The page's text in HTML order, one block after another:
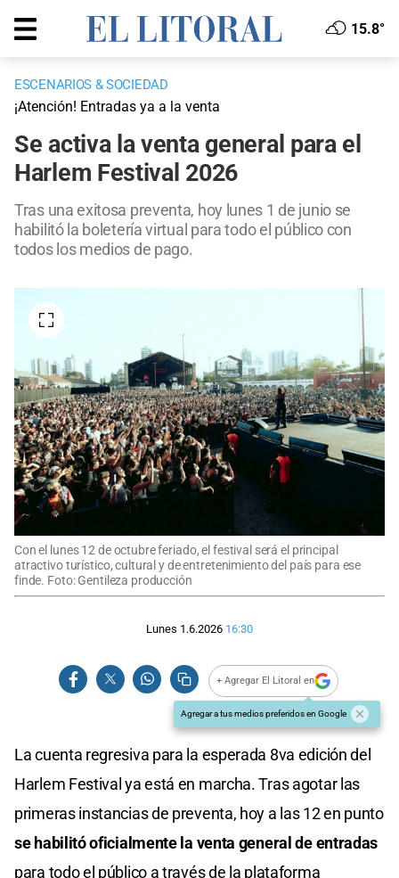
15.8°
ESCENARIOS & SOCIEDAD
¡Atención! Entradas ya a la venta
Se activa la venta general para el
Harlem Festival 2026
Tras una exitosa preventa, hoy lunes 1 de junio se
habilitó la boletería virtual para todo el público con
todos los medios de pago.
Con el lunes 12 de octubre feriado, el festival será el principal
atractivo turístico, cultural y de entretenimiento del país para ese
finde. Foto: Gentileza producción
Lunes 1.6.2026 16:30
+ Agregar El Litoral en
Agregar a tus medios preferidos en Google
La cuenta regresiva para la esperada 8va edición del
Harlem Festival ya está en marcha. Tras agotar las
primeras instancias de preventa, hoy a las 12 en punto
se habilitó oficialmente la venta general de entradas
para todo el público a través de la plataforma